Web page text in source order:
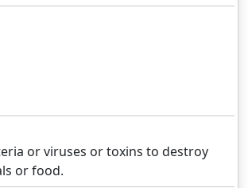
or viruses or toxins to destroy
or food.